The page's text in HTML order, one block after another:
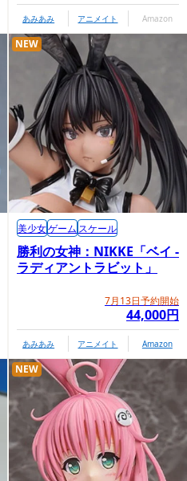
あみあみ アニメイト Amazon
勝利の女神：NIKKE「ベイ -
ラディアントラビット」
7月13日予約開始
44,000円
NEW
美少女ゲーム スケール
あみあみ アニメイト Amazon
NEW